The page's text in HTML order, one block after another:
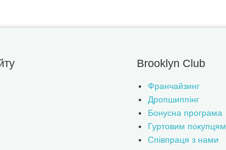
Brooklyn Club
Франчайзинг
Дропшиппінг
Бонусна програма
Гуртовим покупцям
Співпраця з нами